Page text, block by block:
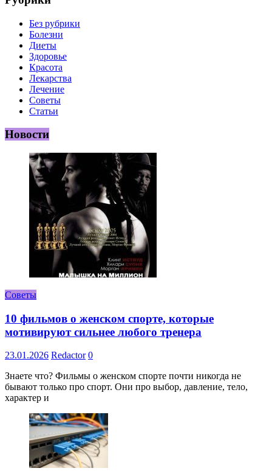
Без рубрики
Болезни
Диеты
Здоровье
Красота
Лекарства
Лечение
Советы
Статьи
Новости
Советы
10 фильмов о женском спорте, которые
мотивируют сильнее любого тренера
23.01.2026 Redactor 0
Знаете что? Фильмы о женском спорте почти никогда не
бывают только про спорт. Они про выбор, давление, тело,
характер и